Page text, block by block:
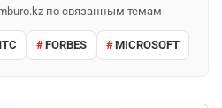
по связанным темам
FORBES MICROSOFT